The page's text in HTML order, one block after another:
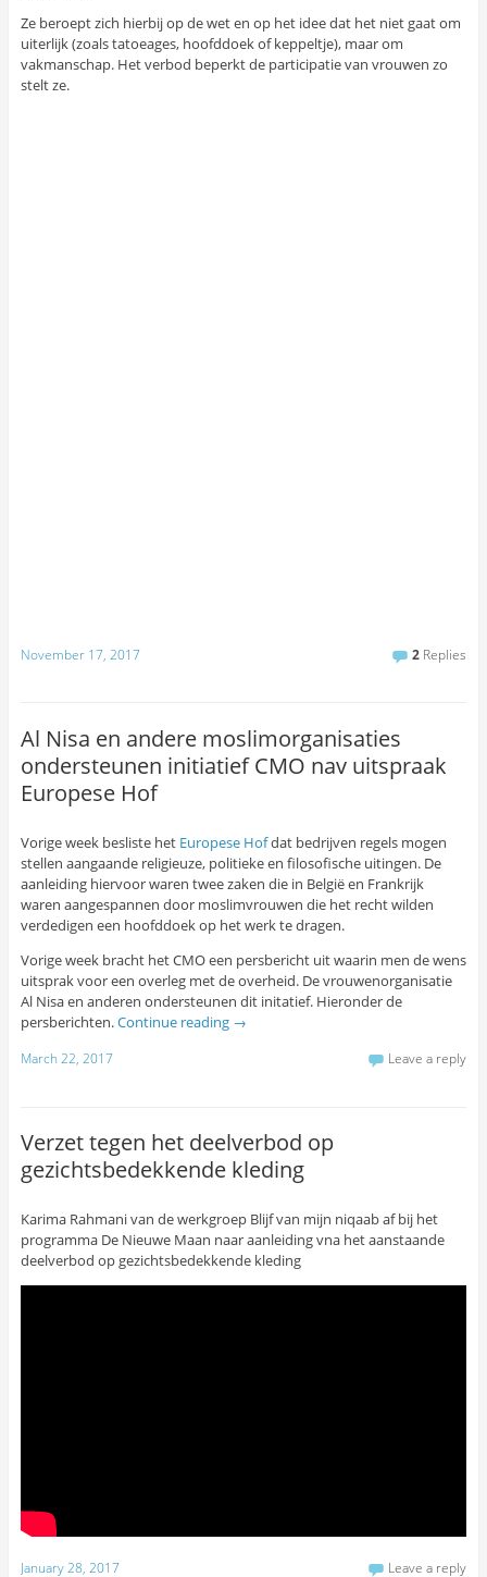
Ze beroept zich hierbij op de wet en op het idee dat het niet gaat om
uiterlijk (zoals tatoeages, hoofddoek of keppeltje), maar om
vakmanschap. Het verbod beperkt de participatie van vrouwen zo
stelt ze.
November 17, 2017 2 Replies
Al Nisa en andere moslimorganisaties
ondersteunen initiatief CMO nav uitspraak
Europese Hof
Vorige week besliste het Europese Hofdat bedrijven regels mogen
stellen aangaande religieuze, politieke en filosofische uitingen. De
aanleiding hiervoor waren twee zaken die in België en Frankrijk
waren aangespannen door moslimvrouwen die het recht wilden
verdedigen een hoofddoek op het werk te dragen.
Vorige week bracht het CMO een persbericht uit waarin men de wens
uitsprak voor een overleg met de overheid. De vrouwenorganisatie
Al Nisa en anderen ondersteunen dit initatief. Hieronder de
persberichten.Continue reading →
March 22, 2017 Leave a reply
Verzet tegen het deelverbod op
gezichtsbedekkende kleding
Karima Rahmani van de werkgroep Blijf van mijn niqaab af bij het
programma De Nieuwe Maan naar aanleiding vna het aanstaande
deelverbod op gezichtsbedekkende kleding
January 28, 2017 Leave a reply